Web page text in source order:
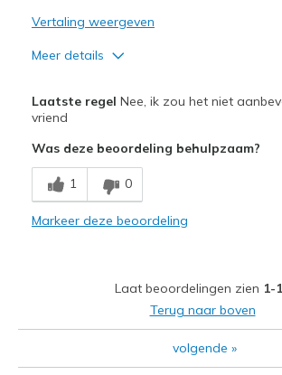
Vertaling weergeven
Meer details
Attractive Design
Stylish
Minpunten
Need Break In
Feels true to width
Feels true to size
View On Shoes
I'm Into Shoes
Laatste regel Nee, ik zou het niet
vriend
Was deze beoordeling behulpzaam?
1 0
Markeer deze beoordeling
Laat beoordelingen zien 1-
Terug naar boven
volgende »